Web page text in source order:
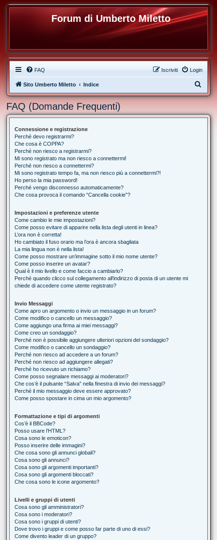
Forum di Umberto Miletto
FAQ Login
Iscriviti
Sito Umberto Miletto Indice
e
c
FAQ (Domande Frequenti)
Connessione e registrazione
Perché devo registrarmi?
Che cosa è COPPA?
Perché non riesco a registrarmi?
Mi sono registrato ma non riesco a connettermi!
Perché non riesco a connettermi?
Mi sono registrato tempo fa, ma non riesco più a connettermi?!
Ho perso la mia password!
Perché vengo disconnesso automaticamente?
Che cosa provoca il comando “Cancella cookie”?
Impostazioni e preferenze utente
Come cambio le mie impostazioni?
Come posso evitare di apparire nella lista degli utenti in linea?
L’ora non è corretta!
Ho cambiato il fuso orario ma l’ora è ancora sbagliata
La mia lingua non è nella lista!
Come posso mostrare un’immagine sotto il mio nome utente?
Come posso inserire un avatar?
Qual è il mio livello e come faccio a cambiarlo?
Perché quando clicco sul collegamento all’indirizzo di posta di un utente mi
chiede di accedere come utente registrato?
Invio Messaggi
Come apro un argomento o invio un messaggio in un forum?
Come modifico o cancello un messaggio?
Come aggiungo una firma ai miei messaggi?
Come creo un sondaggio?
Perché non è possibile aggiungere ulteriori opzioni del sondaggio?
Come modifico o cancello un sondaggio?
Perché non riesco ad accedere a un forum?
Perché non riesco ad aggiungere allegati?
Perché ho ricevuto un richiamo?
Come posso segnalare messaggi ai moderatori?
Che cos’è il pulsante “Salva” nella finestra di invio dei messaggi?
Perché il mio messaggio deve essere approvato?
Come posso spostare in cima un mio argomento?
Formattazione e tipi di argomenti
Cos’è il BBCode?
Posso usare l’HTML?
Cosa sono le emoticon?
Posso inserire delle immagini?
Che cosa sono gli annunci globali?
Cosa sono gli annunci?
Cosa sono gli argomenti importanti?
Cosa sono gli argomenti bloccati?
Che cosa sono le icone argomento?
Livelli e gruppi di utenti
Cosa sono gli amministratori?
Cosa sono i moderatori?
Cosa sono i gruppi di utenti?
Dove trovo i gruppi e come posso far parte di uno di essi?
Come divento leader di un gruppo?